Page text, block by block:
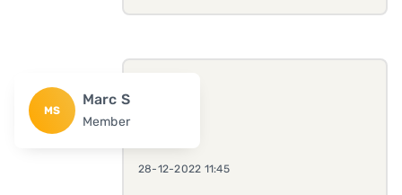
MS
Marc S
Member
28-12-2022 11:45